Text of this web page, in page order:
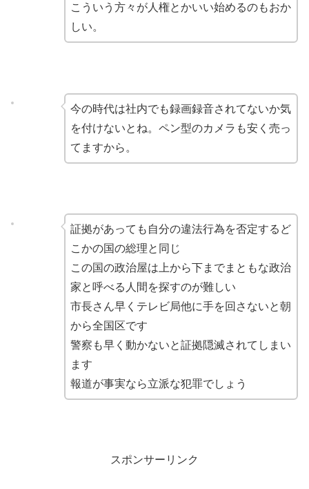
こういう方々が人権とかいい始めるのもおか
しい。
今の時代は社内でも録画録音されてないか気
を付けないとね。ペン型のカメラも安く売っ
てますから。
証拠があっても自分の違法行為を否定するど
こかの国の総理と同じ
この国の政治屋は上から下までまともな政治
家と呼べる人間を探すのが難しい
市長さん早くテレビ局他に手を回さないと朝
から全国区です
警察も早く動かないと証拠隠滅されてしまい
ます
報道が事実なら立派な犯罪でしょう
スポンサーリンク